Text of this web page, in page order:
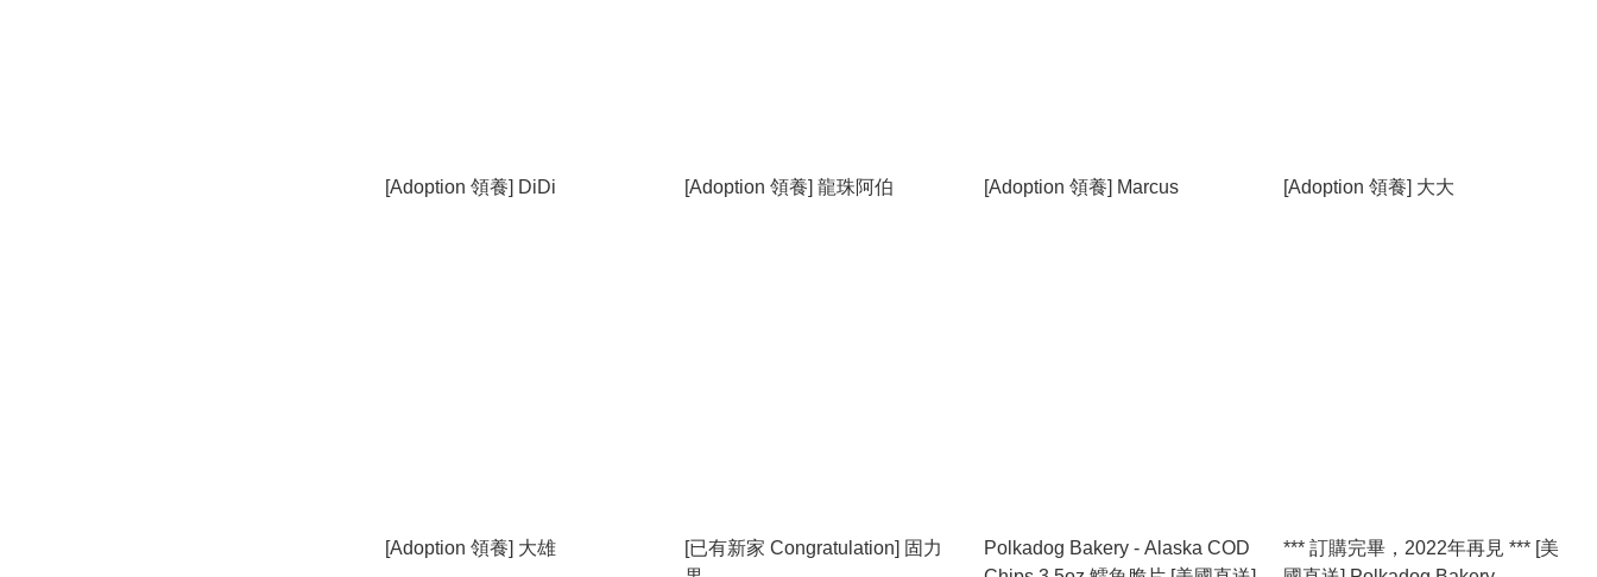
[Adoption 領養] DiDi [Adoption 領養] 龍珠阿伯 [Adoption 領養] Marcus [Adoption 領養] 大大
[Adoption 領養] 大雄
[已有新家 Congratulation] 固力
Polkadog Bakery - Alaska COD
*** 訂購完畢，2022年再見 *** [美